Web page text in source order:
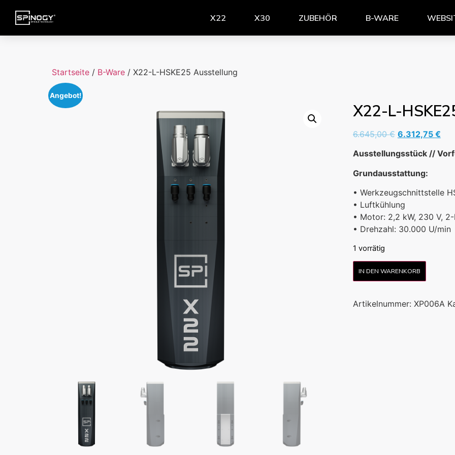
X22 X30 ZUBEHÖR B-WARE
Startseite / B-Ware / X22-L-HSKE25 Ausstellung
Angebot!
X22-L-
6.645,00€ 6.312,75 €
Ausstellungsstück //
Grundausstattung:
• Werkzeugschnittstelle
• Luftkühlung
• Motor: 2,2 kW, 230 V,
• Drehzahl: 30.000 U/min
1 vorrätig
IN DEN WARENKORB
Artikelnummer: XP006A